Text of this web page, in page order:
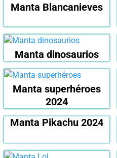
Manta Blancanieves
Manta dinosaurios
Manta superhéroes
2024
Manta Pikachu 2024